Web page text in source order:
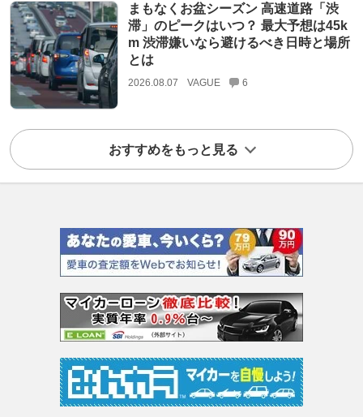
まもなくお盆シーズン 高速道路「渋
滞」のピークはいつ？ 最大予想は45k
m 渋滞嫌いなら避けるべき日時と場所
とは
2026.08.07 VAGUE 6
おすすめをもっと見る